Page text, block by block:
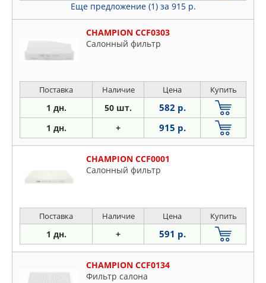
Еще предложение (1) за 915 р.
CHAMPION CCF0303
Салонный фильтр
Поставка Наличие Цена Купить
1 дн. 50 шт. 582 р.
1 дн. + 915 р.
CHAMPION CCF0001
Салонный фильтр
Поставка Наличие Цена Купить
1 дн. + 591 р.
CHAMPION CCF0134
Фильтр салона